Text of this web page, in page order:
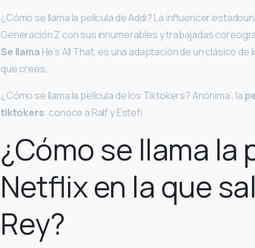
¿Cómo se llama la película de Addi? La influencer
Generación Z con sus innumerables y trabajadas
Se llama He’s All That, es una adaptación de un clásico
que crees.
¿Cómo se llama la película de los Tiktokers? Anónima’, la
tiktokers: conoce a Ralf y Estefi.
¿Cómo se llama la
Netflix en la que
Rey?